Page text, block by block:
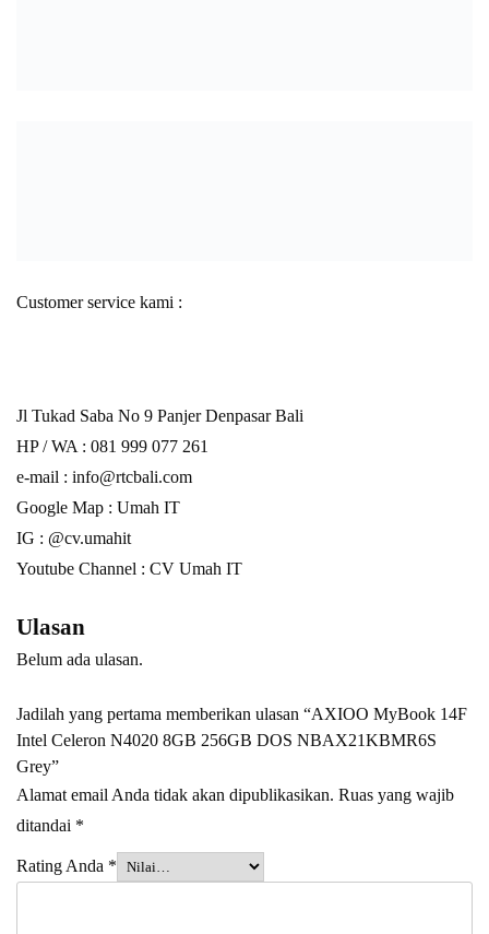
Customer service kami :
Jl Tukad Saba No 9 Panjer Denpasar Bali
HP / WA : 081 999 077 261
e-mail : info@rtcbali.com
Google Map : Umah IT
IG : @cv.umahit
Youtube Channel : CV Umah IT
Ulasan
Belum ada ulasan.
Jadilah yang pertama memberikan ulasan “AXIOO MyBook 14F
Intel Celeron N4020 8GB 256GB DOS NBAX21KBMR6S
Grey”
Alamat email Anda tidak akan dipublikasikan. Ruas yang wajib
ditandai *
Rating Anda *